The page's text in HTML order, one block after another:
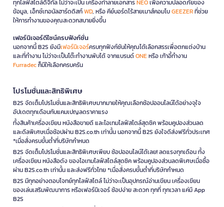
ทุกไลฟ์สไตล์ดิจิทัล ไม่ว่าจะเป็น เครื่องทำลายเอกสารNEOเพื่อความปลอดภัยของ
ข้อมูล, เอ็กซ์เทอนัลฮาร์ดดิสก์WD, หรือ คีย์บอร์ดไร้สายเมาส์คอมโบGEEZERที่ช่วย
ให้การทำงานของคุณสะดวกสบายยิ่งขึ้น
เฟอร์นิเจอร์ดีไซน์ครบฟังก์ชั่น
นอกจากนี้ B2S ยังมีเฟอร์นิเจอร์ครบทุกฟังก์ชันให้คุณได้เลือกสรรเพื่อตกแต่งบ้าน
และที่ทำงาน ไม่ว่าจะเป็นโต๊ะทำงานพับได้ จากแบรนด์ONEหรือ เก้าอี้ทำงาน
Furradecก็มีให้เลือกครบครัน
โปรโมชั่นและสิทธิพิเศษ
B2S จัดเต็มโปรโมชั่นและสิทธิพิเศษมากมายให้คุณเลือกช้อปออนไลน์ได้อย่างจุใจ
อัปเดตทุกเดือนกับแคมเปญลดราคาแรง
ทั้งสินค้าเครื่องเขียน หนังสือขายดี และไอเทมไลฟ์สไตล์สุดชิค พร้อมคูปองส่วนลด
และดีลพิเศษเมื่อช้อปผ่าน B2S.co.th เท่านั้น นอกจากนี้ B2S ยังใจดีส่งฟรีทั่วประเทศ
*เมื่อสั่งครบขั้นต่ำที่บริษัทกำหนด
B2S จัดเต็มโปรโมชั่นและสิทธิพิเศษเพียบ ช้อปออนไลน์ได้เลย! ลดแรงทุกเดือน ทั้ง
เครื่องเขียน หนังสือดัง ของไอเทมไลฟ์สไตล์สุดชิค พร้อมคูปองส่วนลดพิเศษเมื่อซื้อ
ผ่าน B2S.co.th เท่านั้น และส่งฟรีทั่วไทย *เมื่อสั่งครบขั้นต่ำที่บริษัทกำหนด
B2S มีทุกอย่างตอบโจทย์ทุกไลฟ์สไตล์ ไม่ว่าจะเป็นอุปกรณ์อ่านเขียน เครื่องเขียน
ของเล่นเสริมพัฒนาการ หรือเฟอร์นิเจอร์ ช้อปง่าย สะดวก ทุกที่ ทุกเวลา แค่มี App
B2S